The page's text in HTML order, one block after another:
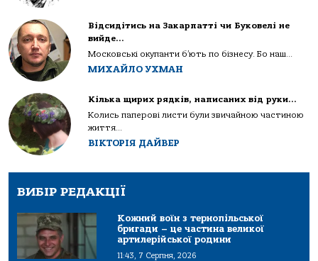
Відсидітись на Закарпатті чи Буковелі не
вийде…
Московські окупанти б’ють по бізнесу. Бо наш...
МИХАЙЛО УХМАН
Кілька щирих рядків, написаних від руки…
Колись паперові листи були звичайною частиною
життя...
ВІКТОРІЯ ДАЙВЕР
ВИБІР РЕДАКЦІЇ
Кожний воїн з тернопільської
бригади – це частина великої
артилерійської родини
11:43, 7 Серпня, 2026